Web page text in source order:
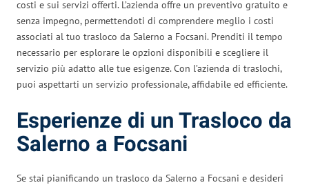
costi e sui servizi offerti. L’azienda offre un preventivo gratuito e
senza impegno, permettendoti di comprendere meglio i costi
associati al tuo trasloco da Salerno a Focsani. Prenditi il tempo
necessario per esplorare le opzioni disponibili e scegliere il
servizio più adatto alle tue esigenze. Con l’azienda di traslochi,
puoi aspettarti un servizio professionale, affidabile ed efficiente.
Esperienze di un Trasloco da
Salerno a Focsani
Se stai pianificando un trasloco da Salerno a Focsani e desideri